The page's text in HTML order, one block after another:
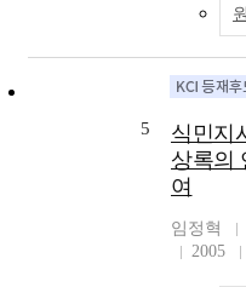
5
식민지
상록의
여
임정혁
2005